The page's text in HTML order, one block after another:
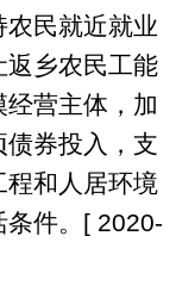
民就近就业
返乡农民工能
营主体，加
券投入，支
程和人居环境
条件。[ 2020-